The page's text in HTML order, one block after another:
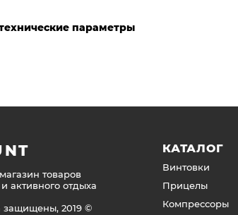
параметры
товаров
активного отдыха
защищены, 2019 ©
КАТАЛОГ
Винтовки
Прицелы
Компрессоры